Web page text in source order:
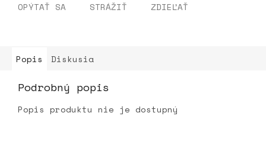
OPÝTAŤ SA STRÁŽIŤ ZDIEĽAŤ
Popis Diskusia
Podrobný popis
Popis produktu nie je dostupný